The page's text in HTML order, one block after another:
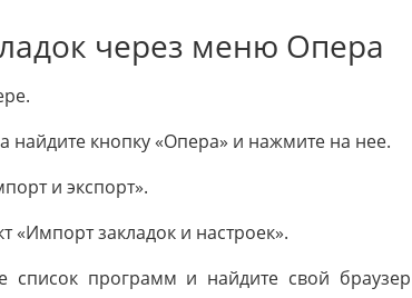
через меню Опера
найдите кнопку «Опера» и нажмите на нее.
и экспорт».
«Импорт закладок и настроек».
список программ и найдите свой